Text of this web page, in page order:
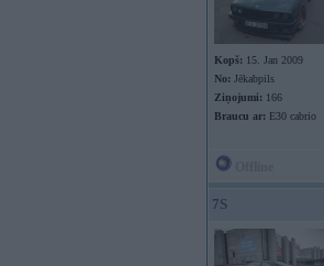
Kopš: 15. Jan 2009
No: Jēkabpils
Ziņojumi: 166
Braucu ar: E30 cabrio
7S